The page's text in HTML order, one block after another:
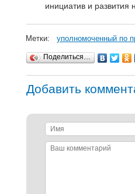
инициатив и развития
Метки: уполномоченный по
Поделиться…
Добавить
Имя
Ваш